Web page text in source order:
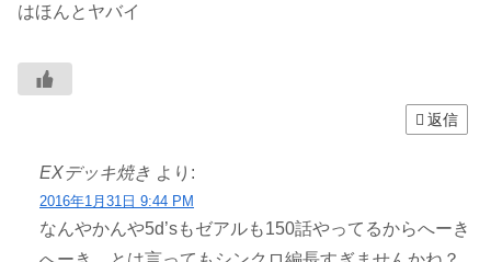
はほんとヤバイ
返信
EXデッキ焼き より:
2016年1月31日 9:44 PM
なんやかんや5d’sもゼアルも150話やってるからへーき